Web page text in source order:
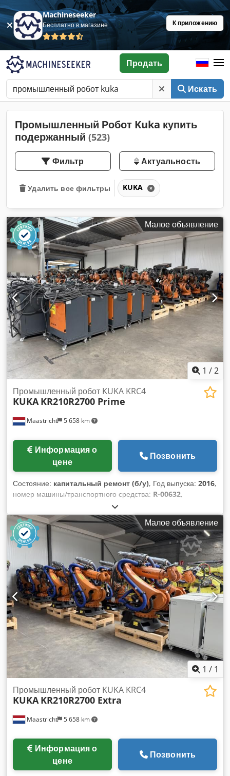
Machineseeker
Бесплатно в магазине К приложению
Искать
Продать
Промышленный Робот Kuka купить
подержанный (523)
Фильтр Актуальность
Удалить все фильтры KUKA
Малое объявление
1 /2
Maastricht 5 658 km
Промышленный робот KUKA KRC4
KUKA KR210R2700 Prime
цене
Позвонить
Состояние: капитальный ремонт (б/у), Год выпуска: 2016,
номер машины/транспортного средства: R-00632,
, дальность вылета стрелы:
мм, производитель контроллеров:KRC 4, производитель
обучающих пультов:KCP 4, Восстановленный
промышленный робот KUKA KR210R2700 Prime,
произведенный в ноябре 2016 года. Робот поставляется с
контроллером KRC 4, в комплекте с переносным пультом
управления (iPendant). Марка: KUKA Модель:
KR210R2700 Prime Номер модели: KR210R2700 Год
выпуска робота: ноябрь 2016 г. Грузоподъемность (кг): 210
Вылет (мм): 2696 Точность повторения (мм): Управляемые
оси: 6 Тип установки: напольный Вес (кг): 1111 Codjzrz A
Ujpfx Ahheha Контроллер: KRC 4 Год выпуска шкафа
контроллера: ноябрь 2016 г. Длина кабеля контроллера (м):
7 Переносной пульт управления: KCP 4 Длина кабеля
переносного пульта управления (м): 10
Малое объявление
1 / 1
Maastricht 5 658 km
Промышленный робот KUKA KRC4
KUKA KR210R2700 Extra
цене
Позвонить